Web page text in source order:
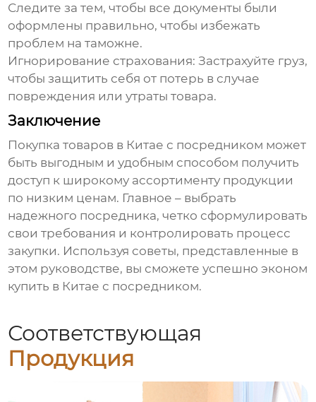
Следите за тем, чтобы все документы были
оформлены правильно, чтобы избежать
проблем на таможне.
Игнорирование страхования: Застрахуйте груз,
чтобы защитить себя от потерь в случае
повреждения или утраты товара.
Заключение
Покупка товаров в Китае с посредником может
быть выгодным и удобным способом получить
доступ к широкому ассортименту продукции
по низким ценам. Главное – выбрать
надежного посредника, четко сформулировать
свои требования и контролировать процесс
закупки. Используя советы, представленные в
этом руководстве, вы сможете успешноэконом
купить в Китае с посредником.
Соответствующая
Продукция